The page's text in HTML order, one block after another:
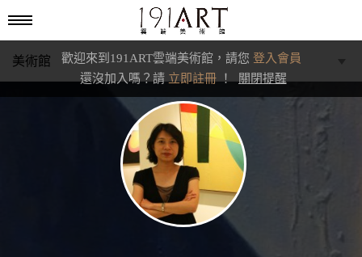
歡迎來到191ART雲端美術館，請您 登入會員
還沒加入嗎？請 立即註冊！ 關閉提醒
美術館